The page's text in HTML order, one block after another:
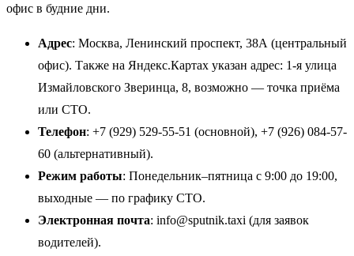
офис в будние дни.
Адрес: Москва, Ленинский проспект, 38А (центральный
офис). Также на Яндекс.Картах указан адрес: 1-я улица
Измайловского Зверинца, 8, возможно — точка приёма
или СТО.
Телефон: +7 (929) 529-55-51 (основной), +7 (926) 084-57-
60 (альтернативный).
Режим работы: Понедельник–пятница с 9:00 до 19:00,
выходные — по графику СТО.
Электронная почта: info@sputnik.taxi (для заявок
водителей).